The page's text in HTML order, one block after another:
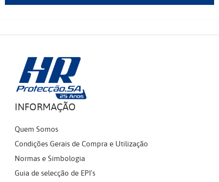
INFORMAÇÃO
Quem Somos
Condições Gerais de Compra e Utilização
Normas e Simbologia
Guia de selecção de EPI's